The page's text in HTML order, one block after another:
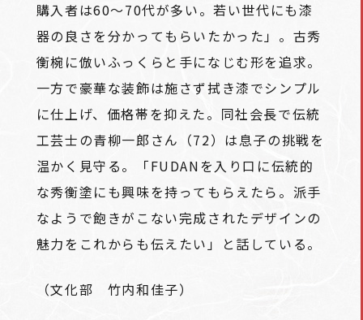
購入者は60～70代が多い。若い世代にも漆
器の良さを分かってもらいたかった」。古秀
衡椀に倣いふっくらと手になじむ形を追求。
一方で豪華な装飾は施さず拭き漆でシンプル
に仕上げ、価格帯を抑えた。同社会長で伝統
工芸士の青柳一郎さん（72）は息子の挑戦を
温かく見守る。「FUDANを入り口に伝統的
な秀衡塗にも興味を持ってもらえたら。派手
なようで飽きがこない完成されたデザインの
魅力をこれからも伝えたい」と話している。
（文化部 竹内和佳子）